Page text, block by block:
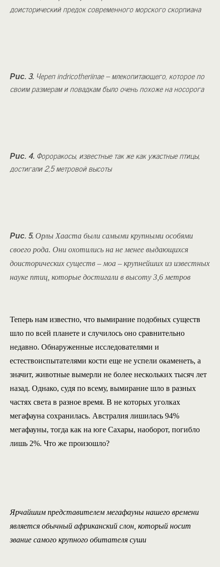
доисторический предок современного морского скорпиана
Рис. 3. Череп indricotheriinae – млекопитающего, которое по
своим размерам и повадкам было очень похоже на носорога
Рис. 4. Фороракосы, известные так же как ужастные птицы,
достигали 2,5 метровой высоты
Рис. 5. Орлы Хааста были самыми крупными особями
своего рода. Они охотились на не менее выдающихся
доисторических существ – моа – крупнейших из известных
науке птиц, которые достигали в высоту 3,6 метров
Теперь нам известно, что вымирание подобных существ
шло по всей планете и случилось оно сравнительно
недавно. Обнаруженные исследователями и
естествоиспытателями кости еще не успели окаменеть, а
значит, животные вымерли не более нескольких тысяч лет
назад. Однако, судя по всему, вымирание шло в разных
частях света в разное время. В не которых уголках
мегафауна сохранилась. Австралия лишилась 94%
мегафауны, тогда как на юге Сахары, наоборот, погибло
лишь 2%. Что же произошло?
Ярчайшим представителем мегафауны нашего времени
является обычный африканский слон, который носит
звание самого крупного обитателя суши